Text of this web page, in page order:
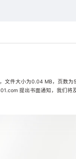
文件大小为0.04 MB，页数为
提出书面通知，我们将